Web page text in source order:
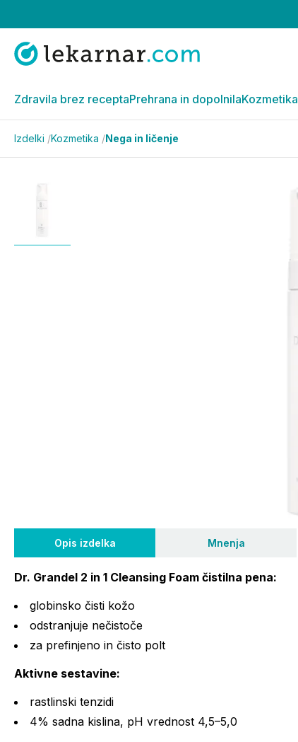
Zdravila brez receptaPrehrana in dopolnilaKozmetika
Izdelki /Kozmetika /Nega in ličenje
Opis izdelka Mnenja
Dr. Grandel 2 in 1 Cleansing Foam čistilna pena:
globinsko čisti kožo
odstranjuje nečistoče
za prefinjeno in čisto polt
Aktivne sestavine:
rastlinski tenzidi
4% sadna kislina, pH vrednost 4,5–5,0